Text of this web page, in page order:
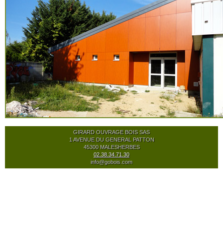
MENTIONS LÉGALES
GIRARD OUVRAGE BOIS SAS
1 AVENUE DU GENERAL PATTON
45300 MALESHERBES
02.38.34.71.30
info@gobois.com